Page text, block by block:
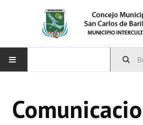
CONCEJO